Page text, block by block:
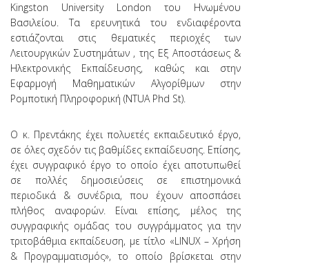
Kingston University London του Ηνωμένου
Βασιλείου. Τα ερευνητικά του ενδιαφέροντα
εστιάζονται στις θεματικές περιοχές των
Λειτουργικών Συστημάτων , της Εξ Αποστάσεως &
Ηλεκτρονικής Εκπαίδευσης, καθώς και στην
Εφαρμογή Μαθηματικών Αλγορίθμων στην
Ρομποτική Πληροφορική (NTUA Phd St).
O κ. Πρεντάκης έχει πολυετές εκπαιδευτικό έργο,
σε όλες σχεδόν τις βαθμίδες εκπαίδευσης. Επίσης,
έχει συγγραφικό έργο το οποίο έχει αποτυπωθεί
σε πολλές δημοσιεύσεις σε επιστημονικά
περιοδικά & συνέδρια, που έχουν αποσπάσει
πλήθος αναφορών. Είναι επίσης, μέλος της
συγγραφικής ομάδας του συγγράμματος για την
τριτοβάθμια εκπαίδευση, με τίτλο «LINUX – Χρήση
& Προγραμματισμός», το οποίο βρίσκεται στην